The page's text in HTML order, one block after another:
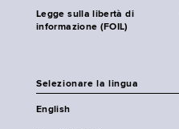
Legge sulla libertà di
informazione (FOIL)
Selezionare la lingua
English